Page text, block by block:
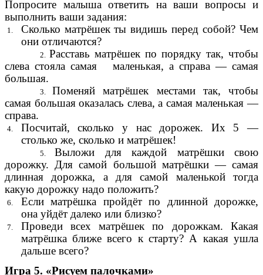
Попросите малыша ответить на ваши вопросы и
выполнить ваши задания:
Сколько матрёшек ты видишь перед собой? Чем
они отличаются?
Расставь матрёшек по порядку так, чтобы
слева стояла самая маленькая, а справа — самая
большая.
Поменяй матрёшек местами так, чтобы
самая большая оказалась слева, а самая маленькая —
справа.
Посчитай, сколько у нас дорожек. Их 5 —
столько же, сколько и матрёшек!
Выложи для каждой матрёшки свою
дорожку. Для самой большой матрёшки — самая
длинная дорожка, а для самой маленькой тогда
какую дорожку надо положить?
Если матрёшка пройдёт по длинной дорожке,
она уйдёт далеко или близко?
Проведи всех матрёшек по дорожкам. Какая
матрёшка ближе всего к старту? А какая ушла
дальше всего?
Игра 5. «Рисуем палочками»